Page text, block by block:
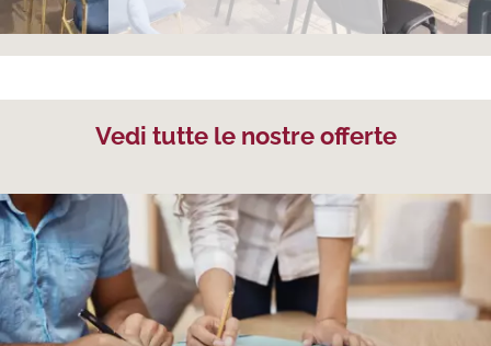
Vedi tutte le nostre offerte